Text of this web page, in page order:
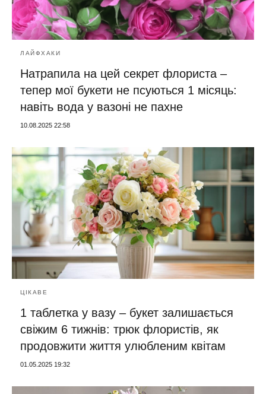
ЛАЙФХАКИ
Натрапила на цей секрет флориста –
тепер мої букети не псуються 1 місяць:
навіть вода у вазоні не пахне
10.08.2025 22:58
ЦІКАВЕ
1 таблетка у вазу – букет залишається
свіжим 6 тижнів: трюк флористів, як
продовжити життя улюбленим квітам
01.05.2025 19:32